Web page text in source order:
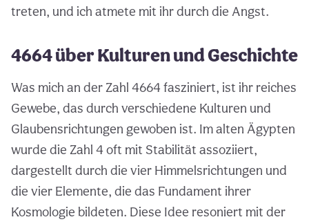
treten, und ich atmete mit ihr durch die Angst.
4664 über Kulturen und Geschichte
Was mich an der Zahl 4664 fasziniert, ist ihr reiches
Gewebe, das durch verschiedene Kulturen und
Glaubensrichtungen gewoben ist. Im alten Ägypten
wurde die Zahl 4 oft mit Stabilität assoziiert,
dargestellt durch die vier Himmelsrichtungen und
die vier Elemente, die das Fundament ihrer
Kosmologie bildeten. Diese Idee resoniert mit der